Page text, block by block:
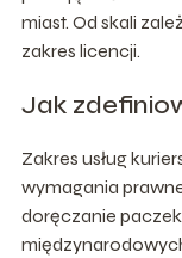
miast. Od skali
zakres licencji.
Jak
Zakres usług
wymagania
doręczanie